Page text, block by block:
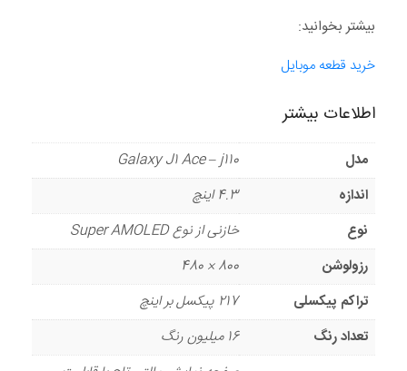
بیشتر بخوانید:
خرید قطعه موبایل
اطلاعات بیشتر
مدل
Galaxy J1 Ace – j110
اندازه
4.3 اینچ
نوع
خازنی از نوع Super AMOLED
رزولوشن
800 × 480
تراکم پیکسلی
217 پیکسل بر اینچ
تعداد رنگ
16 میلیون رنگ